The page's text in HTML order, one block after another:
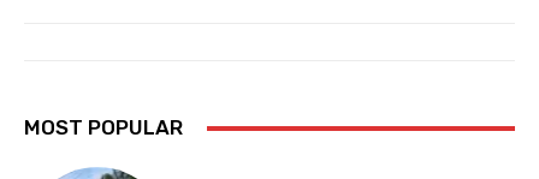
MOST POPULAR